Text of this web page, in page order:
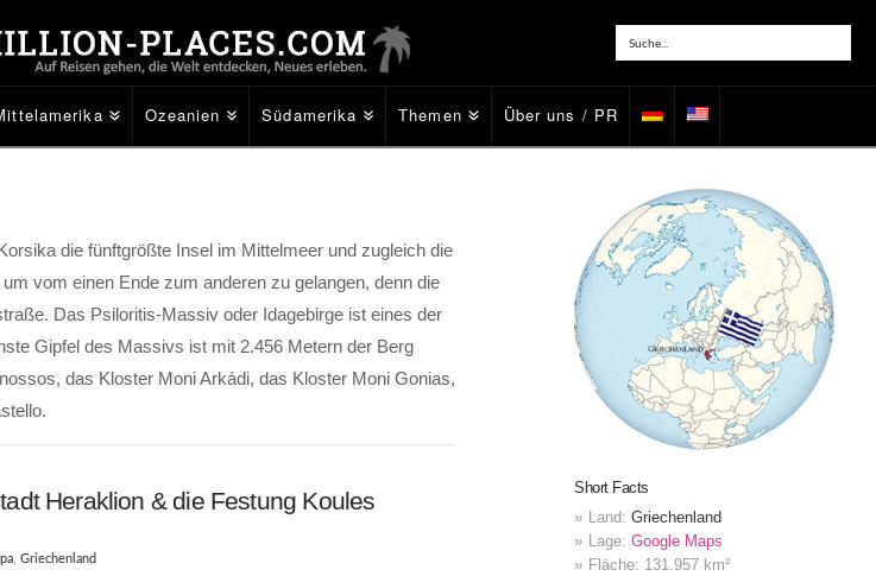
Ozeanien Südamerika Themen Über uns / PR
die fünftgrößte Insel im Mittelmeer und zugleich die
vom einen Ende zum anderen zu gelangen, denn die
Das Psiloritis-Massiv oder Idagebirge ist eines der
Gipfel des Massivs ist mit 2.456 Metern der Berg
das Kloster Moni Arkádi, das Kloster Moni Gonias,
Heraklion & die Festung Koules
, Griechenland
Short Facts
Land:Griechenland
Lage:Google Maps
Fläche: 131.957 km²